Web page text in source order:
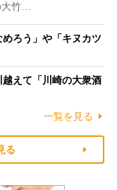
竹…
めろう」や「キヌカツ
越えて「川崎の大衆酒
一覧を見る
る